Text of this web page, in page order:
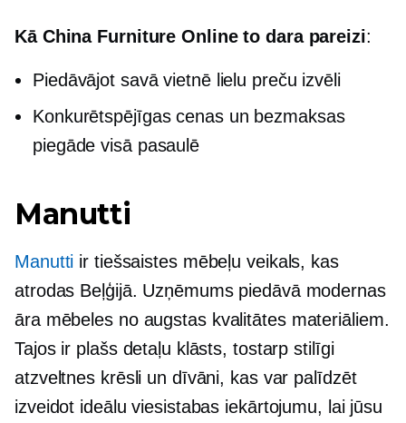
Kā China Furniture Online to dara pareizi:
Piedāvājot savā vietnē lielu preču izvēli
Konkurētspējīgas cenas un bezmaksas
piegāde visā pasaulē
Manutti
Manutti ir tiešsaistes mēbeļu veikals, kas
atrodas Beļģijā. Uzņēmums piedāvā modernas
āra mēbeles no augstas kvalitātesmateriāliem.
Tajos ir plašs detaļu klāsts, tostarp stilīgi
atzveltnes krēsli un dīvāni, kas var palīdzēt
izveidot ideālu viesistabas iekārtojumu, lai jūsu